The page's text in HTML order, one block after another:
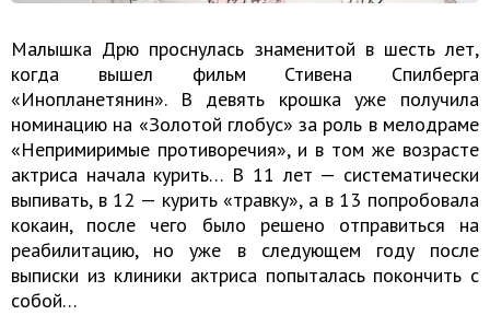
Малышка Дрю проснулась знаменитой в шесть лет,
когда вышел фильм Стивена Спилберга
«Инопланетянин». В девять крошка уже получила
номинацию на «Золотой глобус» за роль в мелодраме
«Непримиримые противоречия», и в том же возрасте
актриса начала курить… В 11 лет — систематически
выпивать, в 12 — курить «травку», а в 13 попробовала
кокаин, после чего было решено отправиться на
реабилитацию, но уже в следующем году после
выписки из клиники актриса попыталась покончить с
собой…